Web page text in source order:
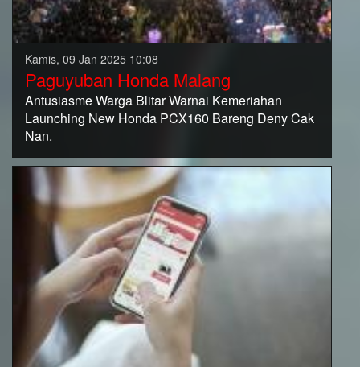
Kamis, 09 Jan 2025 10:08
Paguyuban Honda Malang
Antusiasme Warga Blitar Warnai Kemeriahan
Launching New Honda PCX160 Bareng Deny Cak
Nan.